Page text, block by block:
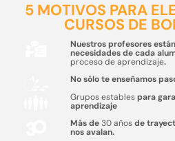
5 MOTIVOS PARA
CURSOS DE
Nuestros profesores
necesidades de cada
proceso de aprendizaje.
No sólo te enseñamos
Grupos establespara
aprendizaje
Más de30 añosde
nos avalan.